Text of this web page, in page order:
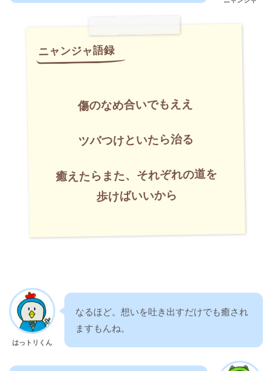
傷のなめ合いでもええ
ツバつけといたら治る
癒えたらまた、それぞれの道を
歩けばいいから
はっトリくん
なるほど。想いを吐き出すだけでも癒され
ますもんね。